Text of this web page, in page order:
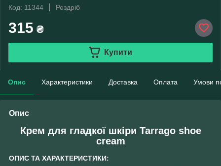
Код: 11344
Роздріб
315 ₴
Купити
Опис Характеристики Доставка Оплата Умови
Опис
Крем для гладкої шкіри Tarrago shoe
cream
ОПИС ТА ХАРАКТЕРИСТИКИ: